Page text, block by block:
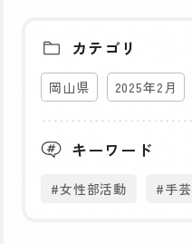
カテゴリ
岡山県 2025年2月
キーワード
#女性部活動 #手芸